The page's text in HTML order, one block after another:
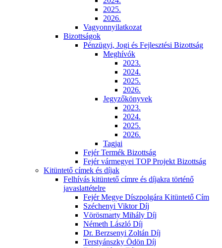
2025.
2026.
Vagyonnyilatkozat
Bizottságok
Pénzügyi, Jogi és Fejlesztési Bizottság
Meghívók
2023.
2024.
2025.
2026.
Jegyzőkönyvek
2023.
2024.
2025.
2026.
Tagjai
Fejér Termék Bizottság
Fejér vármegyei TOP Projekt Bizottság
Kitüntető címek és díjak
Felhívás kitüntető címre és díjakra történő
javaslattételre
Fejér Megye Díszpolgára Kitüntető Cím
Széchenyi Viktor Díj
Vörösmarty Mihály Díj
Németh László Díj
Dr. Berzsenyi Zoltán Díj
Terstyánszky Ödön Díj